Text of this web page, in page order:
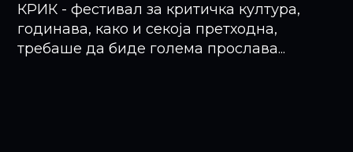
КРИК - фестивал за критичка култура,
годинава, како и секоја претходна,
требаше да биде голема прослава...